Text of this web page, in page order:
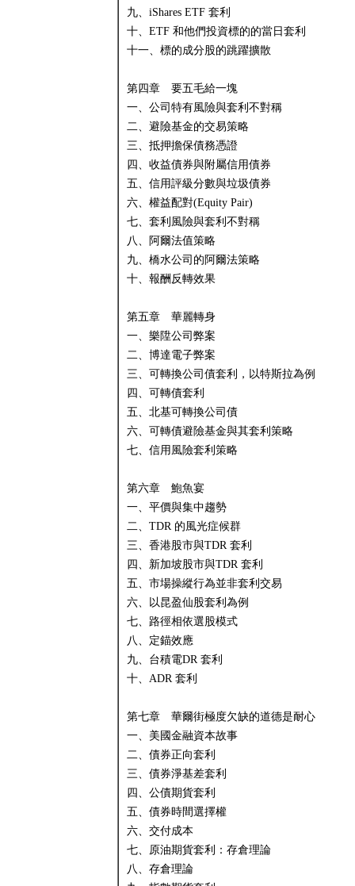
九、iShares ETF 套利
十、ETF 和他們投資標的的當日套利
十一、標的成分股的跳躍擴散
第四章 要五毛給一塊
一、公司特有風險與套利不對稱
二、避險基金的交易策略
三、抵押擔保債務憑證
四、收益債券與附屬信用債券
五、信用評級分數與垃圾債券
六、權益配對(Equity Pair)
七、套利風險與套利不對稱
八、阿爾法值策略
九、橋水公司的阿爾法策略
十、報酬反轉效果
第五章 華麗轉身
一、樂陞公司弊案
二、博達電子弊案
三、可轉換公司債套利，以特斯拉為例
四、可轉債套利
五、北基可轉換公司債
六、可轉債避險基金與其套利策略
七、信用風險套利策略
第六章 鮑魚宴
一、平價與集中趨勢
二、TDR 的風光症候群
三、香港股市與TDR 套利
四、新加坡股市與TDR 套利
五、市場操縱行為並非套利交易
六、以昆盈仙股套利為例
七、路徑相依選股模式
八、定錨效應
九、台積電DR 套利
十、ADR 套利
第七章 華爾街極度欠缺的道德是耐心
一、美國金融資本故事
二、債券正向套利
三、債券淨基差套利
四、公債期貨套利
五、債券時間選擇權
六、交付成本
七、原油期貨套利：存倉理論
八、存倉理論